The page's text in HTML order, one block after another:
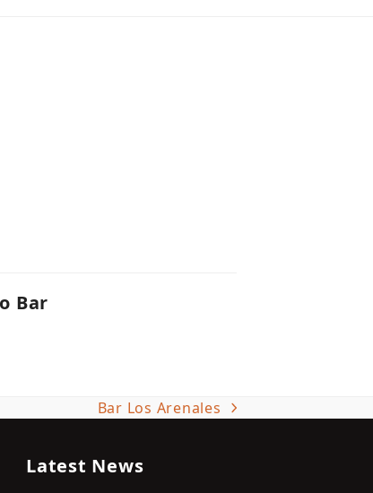
Bar
next
Bar Los Arenales
Latest News